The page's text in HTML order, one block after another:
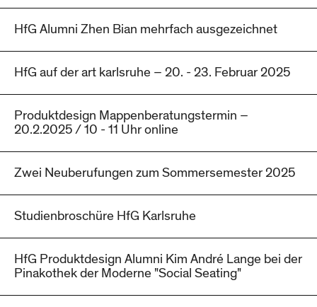
HfG Alumni Zhen Bian mehrfach ausgezeichnet
HfG auf der art karlsruhe – 20. - 23. Februar 2025
Produktdesign Mappenberatungstermin –
20.2.2025 / 10 - 11 Uhr online
Zwei Neuberufungen zum Sommersemester 2025
Studienbroschüre HfG Karlsruhe
HfG Produktdesign Alumni Kim André Lange bei der
Pinakothek der Moderne "Social Seating"